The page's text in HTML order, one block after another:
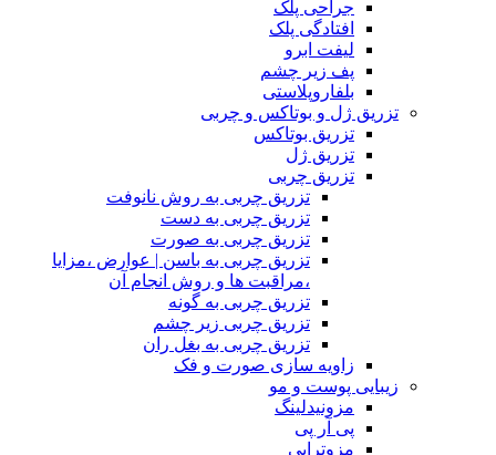
جراحی پلک
افتادگی پلک
لیفت ابرو
پف زیر چشم
بلفاروپلاستی
تزریق ژل و بوتاکس و چربی
تزریق بوتاکس
تزریق ژل
تزریق چربی
تزریق چربی به روش نانوفت
تزریق چربی به دست
تزریق چربی به صورت
تزریق چربی به باسن | عوارض ،مزایا
،مراقبت ها و روش انجام آن
تزریق چربی به گونه
تزریق چربی زیر چشم
تزریق چربی به بغل ران
زاویه سازی صورت و فک
زیبایی پوست و مو
مزونیدلینگ
پی آر پی
مزوتراپی